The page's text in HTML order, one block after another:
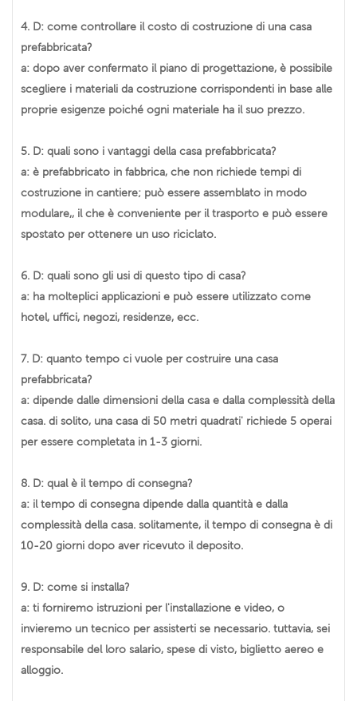
4. D: come controllare il costo di costruzione di una casa
prefabbricata?
a: dopo aver confermato il piano di progettazione, è possibile
scegliere i materiali da costruzione corrispondenti in base alle
proprie esigenze poiché ogni materiale ha il suo prezzo.
5. D: quali sono i vantaggi della casa prefabbricata?
a: è prefabbricato in fabbrica, che non richiede tempi di
costruzione in cantiere; può essere assemblato in modo
modulare,, il che è conveniente per il trasporto e può essere
spostato per ottenere un uso riciclato.
6. D: quali sono gli usi di questo tipo di casa?
a: ha molteplici applicazioni e può essere utilizzato come
hotel, uffici, negozi, residenze, ecc.
7. D: quanto tempo ci vuole per costruire una casa
prefabbricata?
a: dipende dalle dimensioni della casa e dalla complessità della
casa. di solito, una casa di 50 metri quadrati' richiede 5 operai
per essere completata in 1-3 giorni.
8. D: qual è il tempo di consegna?
a: il tempo di consegna dipende dalla quantità e dalla
complessità della casa. solitamente, il tempo di consegna è di
10-20 giorni dopo aver ricevuto il deposito.
9. D: come si installa?
a: ti forniremo istruzioni per l'installazione e video, o
invieremo un tecnico per assisterti se necessario. tuttavia, sei
responsabile del loro salario, spese di visto, biglietto aereo e
alloggio.